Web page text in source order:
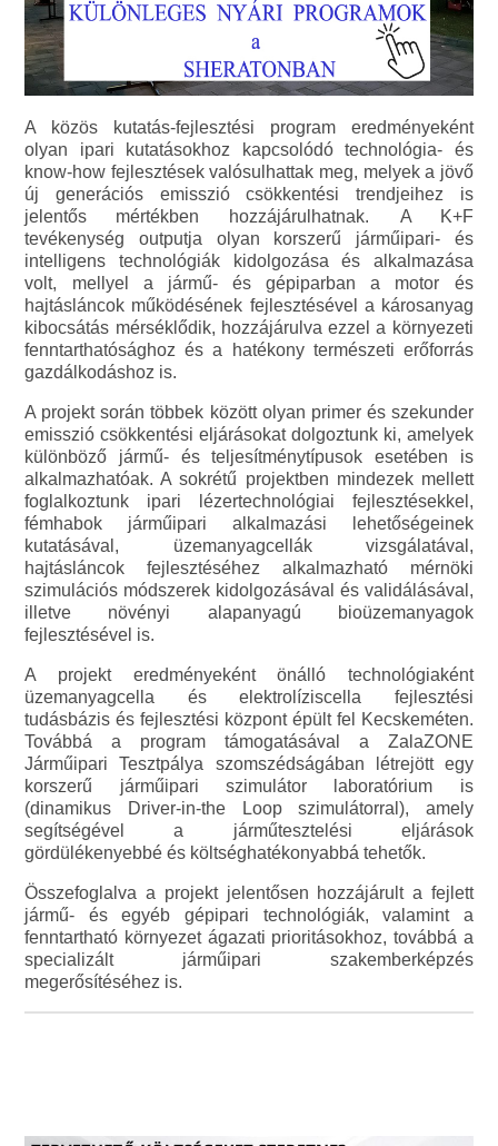
A közös kutatás-fejlesztési program eredményeként
olyan ipari kutatásokhoz kapcsolódó technológia- és
know-how fejlesztések valósulhattak meg, melyek a jövő
új generációs emisszió csökkentési trendjeihez is
jelentős mértékben hozzájárulhatnak. A K+F
tevékenység outputja olyan korszerű járműipari- és
intelligens technológiák kidolgozása és alkalmazása
volt, mellyel a jármű- és gépiparban a motor és
hajtásláncok működésének fejlesztésével a károsanyag
kibocsátás mérséklődik, hozzájárulva ezzel a környezeti
fenntarthatósághoz és a hatékony természeti erőforrás
gazdálkodáshoz is.
A projekt során többek között olyan primer és szekunder
emisszió csökkentési eljárásokat dolgoztunk ki, amelyek
különböző jármű- és teljesítménytípusok esetében is
alkalmazhatóak. A sokrétű projektben mindezek mellett
foglalkoztunk ipari lézertechnológiai fejlesztésekkel,
fémhabok járműipari alkalmazási lehetőségeinek
kutatásával, üzemanyagcellák vizsgálatával,
hajtásláncok fejlesztéséhez alkalmazható mérnöki
szimulációs módszerek kidolgozásával és validálásával,
illetve növényi alapanyagú bioüzemanyagok
fejlesztésével is.
A projekt eredményeként önálló technológiaként
üzemanyagcella és elektrolíziscella fejlesztési
tudásbázis és fejlesztési központ épült fel Kecskeméten.
Továbbá a program támogatásával a ZalaZONE
Járműipari Tesztpálya szomszédságában létrejött egy
korszerű járműipari szimulátor laboratórium is
(dinamikus Driver-in-the Loop szimulátorral), amely
segítségével a járműtesztelési eljárások
gördülékenyebbé és költséghatékonyabbá tehetők.
Összefoglalva a projekt jelentősen hozzájárult a fejlett
jármű- és egyéb gépipari technológiák, valamint a
fenntartható környezet ágazati prioritásokhoz, továbbá a
specializált járműipari szakemberképzés
megerősítéséhez is.